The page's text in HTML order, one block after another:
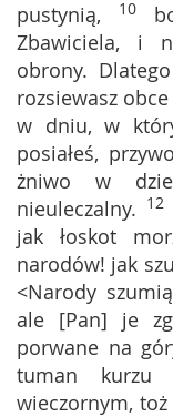
pustynią, 10
Zbawiciela, i
obrony.
rozsiewasz
w dniu, w
posiałeś,
żniwo w
nieuleczalny. 12
jak łoskot
narodów! jak
<Narody
ale [Pan] je
porwane na
tuman kurzu
wieczornym,